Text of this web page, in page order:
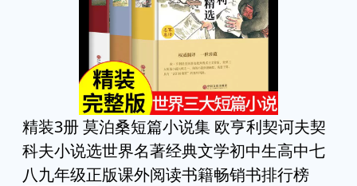
精装3册 莫泊桑短篇小说集 欧亨利契诃夫契
科夫小说选世界名著经典文学初中生高中七
八九年级正版课外阅读书籍畅销书排行榜